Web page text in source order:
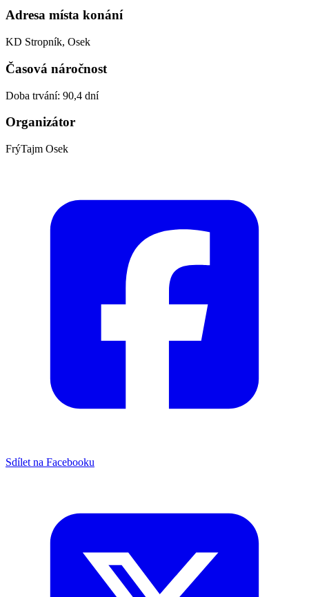
Adresa místa konání
KD Stropník, Osek
Časová náročnost
Doba trvání: 90,4 dní
Organizátor
FrýTajm Osek
Sdílet na Facebooku